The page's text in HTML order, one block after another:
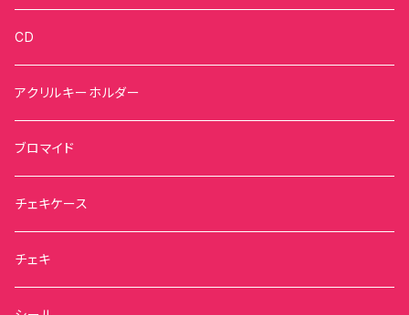
CD
アクリルキーホルダー
ブロマイド
チェキケース
チェキ